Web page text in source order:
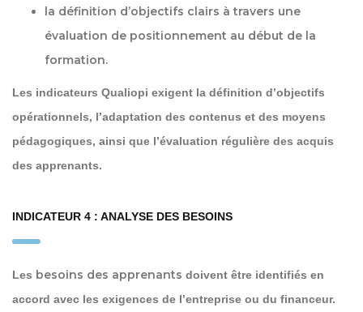
la définition d’objectifs clairs à travers une
évaluation de positionnement au début de la
formation.
Les indicateurs Qualiopi exigent la définition d’objectifs
opérationnels, l’adaptation des contenus et des moyens
pédagogiques, ainsi que l’évaluation régulière des acquis
des apprenants.
INDICATEUR 4 : ANALYSE DES BESOINS
Les besoins des apprenants doivent être identifiés en
accord avec les exigences de l’entreprise ou du financeur.